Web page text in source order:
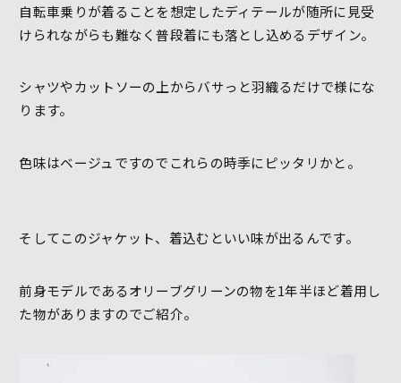
自転車乗りが着ることを想定したディテールが随所に見受
けられながらも難なく普段着にも落とし込めるデザイン。
シャツやカットソーの上からバサっと羽織るだけで様にな
ります。
色味はベージュですのでこれらの時季にピッタリかと。
そしてこのジャケット、着込むといい味が出るんです。
前身モデルであるオリーブグリーンの物を1年半ほど着用し
た物がありますのでご紹介。